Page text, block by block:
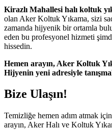
adres
giriş
giriş
Kirazlı Mahallesi halı koltuk
olan Aker Koltuk Yıkama, sizi
zamanda hijyenik bir ortamla
eden bu profesyonel hizmeti
hissedin.
Hemen arayın, Aker Koltuk
Hijyenin yeni adresiyle
Bize Ulaşın!
Temizliğe hemen adım atmak için
arayın, Aker Halı ve Koltuk